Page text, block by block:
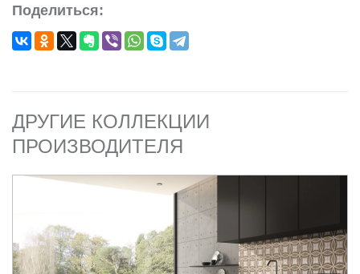
Поделиться:
ДРУГИЕ КОЛЛЕКЦИИ
ПРОИЗВОДИТЕЛЯ